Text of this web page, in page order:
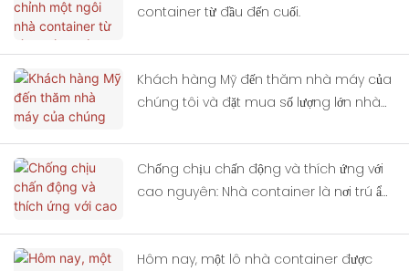
container từ đầu đến cuối.
Khách hàng Mỹ đến thăm nhà máy của
chúng tôi và đặt mua số lượng lớn nhà
Chống chịu chấn động và thích ứng với
cao nguyên: Nhà container là nơi trú ẩn
Hôm nay, một lô nhà container được